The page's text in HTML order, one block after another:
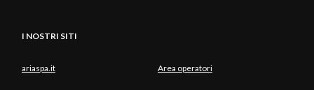
I NOSTRI SITI
ariaspa.it Area operatori